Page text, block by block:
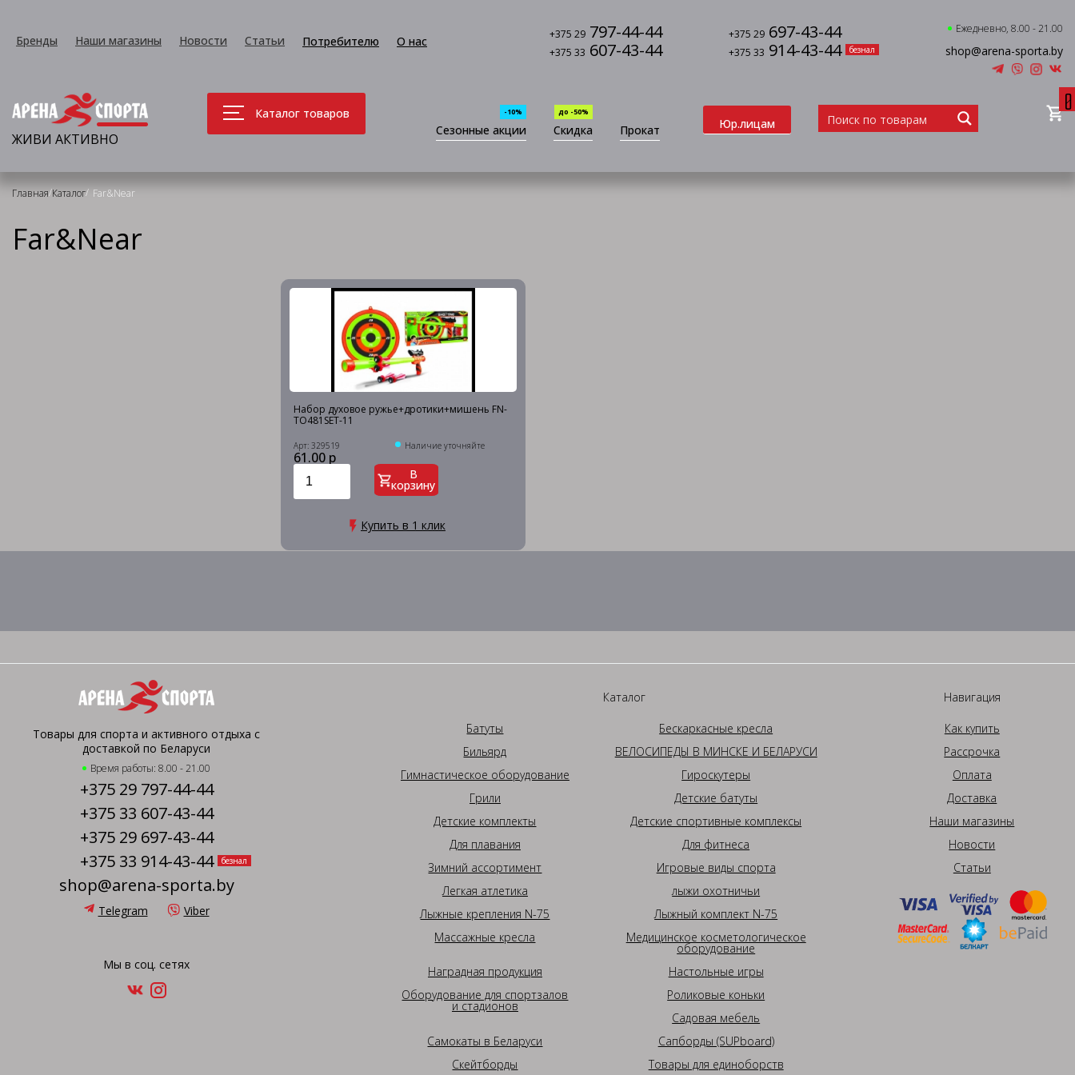
Бренды Наши магазины Новости Статьи Потребителю О нас +375 29 797-44-44 +375 29 697-43-44
+375 33 607-43-44 +375 33 914-43-44 безнал
Ежедневно, 8.00 - 21.00
shop@arena-sporta.by
ЖИВИ АКТИВНО
Каталог товаров
Сезонные акции
-10%
Скидка
до -50%
Прокат Юр.лицам
0
Главная/Каталог/ Far&Near
Far&Near
Набор духовое ружье+дротики+мишень FN-
TO481SET-11
Арт: 329519 Наличие уточняйте
61.00 р
В
корзину
Купить в 1 клик
Товары для спорта и активного отдыха с
доставкой по Беларуси
Время работы: 8.00 - 21.00
+375 29 797-44-44
+375 33 607-43-44
+375 29 697-43-44
+375 33 914-43-44
безнал
shop@arena-sporta.by
Telegram Viber
Мы в соц. сетях
Каталог
Батуты
Бескаркасные кресла
Бильярд
ВЕЛОСИПЕДЫ В МИНСКЕ И БЕЛАРУСИ
Гимнастическое оборудование
Гироскутеры
Грили
Детские батуты
Детские комплекты
Детские спортивные комплексы
Для плавания
Для фитнеса
Зимний ассортимент
Игровые виды спорта
Легкая атлетика
лыжи охотничьи
Лыжные крепления N-75
Лыжный комплект N-75
Массажные кресла
Медицинское косметологическое
оборудование
Наградная продукция
Настольные игры
Оборудование для спортзалов
и стадионов
Роликовые коньки
Садовая мебель
Самокаты в Беларуси
Сапборды (SUPboard)
Скейтборды
Товары для единоборств
Навигация
Как купить
Рассрочка
Оплата
Доставка
Наши магазины
Новости
Статьи